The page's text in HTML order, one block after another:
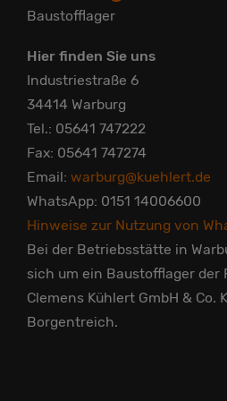
Baustofflager
Hier finden Sie uns
Industriestraße 6
34414 Warburg
Tel.: 05641 747222
Fax: 05641 747274
Email: warburg@kuehlert.de
WhatsApp: 0151 14006600
Hinweise zur Nutzung von
Bei der Betriebsstätte in
sich um ein Baustofflager der
Clemens Kühlert GmbH & Co.
Borgentreich.